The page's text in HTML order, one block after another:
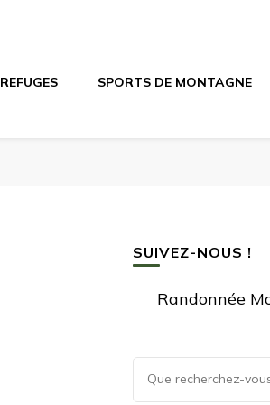
REFUGES SPORTS DE MONTAGNE
SUIVEZ-NOUS !
Randonnée
Vous
recherchiez